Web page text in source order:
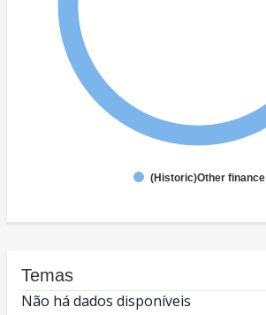
(Historic)Other finance
Temas
Não há dados disponíveis